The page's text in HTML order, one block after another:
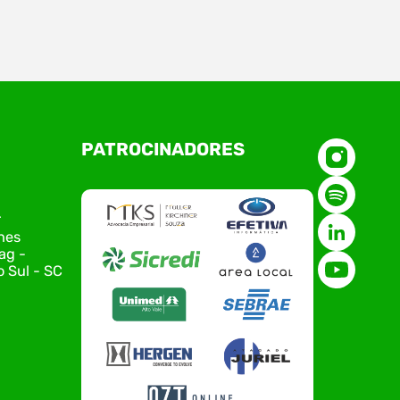
O Polo ACATE-ACIRS, por meio do NIAVI – Núcleo
de Tecnologia da Informação do Alto Vale do
Conexão Tech NIAVI, reunindo empresas de
tecnologia da região para uma noite de
conteúdo estratégico e
de novas iniciativas para o setor.
encontro aconteceu em Rio…
-
Sul - SC
PATROCINADORES